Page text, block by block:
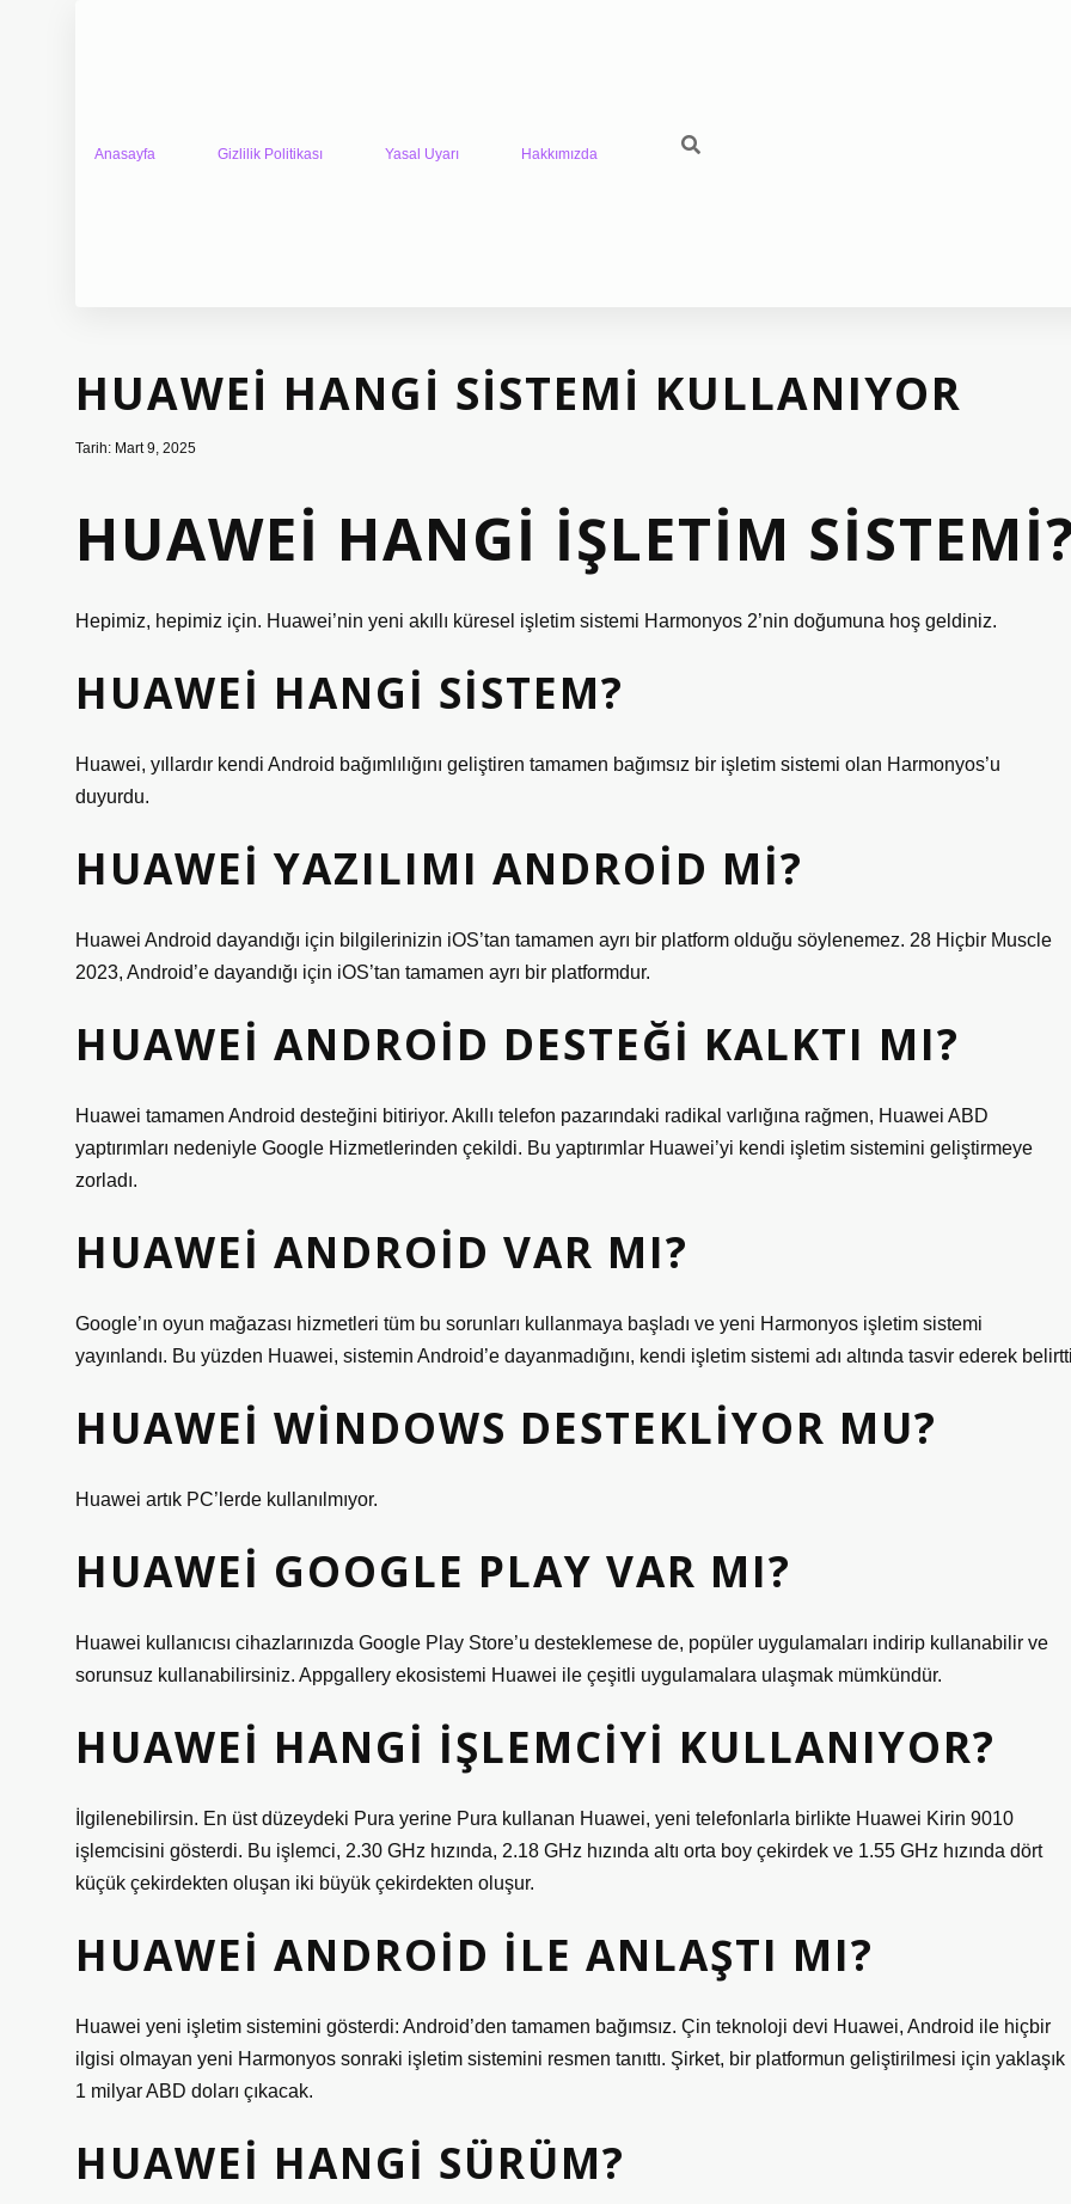
Anasayfa Gizlilik Politikası Yasal Uyarı Hakkımızda
HUAWEI HANGI SISTEMI KULLANIYOR
Tarih: Mart 9, 2025
HUAWEI HANGI IŞLETIM
Hepimiz, hepimiz için. Huawei’nin yeni akıllı küresel işletim sistemi Harmonyos 2’nin doğumuna hoş geldiniz.
HUAWEI HANGI SISTEM?
Huawei, yıllardır kendi Android bağımlılığını geliştiren tamamen bağımsız bir işletim sistemi olan Harmonyos’u
duyurdu.
HUAWEI YAZILIMI ANDROID MI?
Huawei Android dayandığı için bilgilerinizin iOS’tan tamamen ayrı bir platform olduğu söylenemez. 28 Hiçbir Muscle
2023, Android’e dayandığı için iOS’tan tamamen ayrı bir platformdur.
HUAWEI ANDROID DESTEĞI KALKTI MI?
Huawei tamamen Android desteğini bitiriyor. Akıllı telefon pazarındaki radikal varlığına rağmen, Huawei ABD
yaptırımları nedeniyle Google Hizmetlerinden çekildi. Bu yaptırımlar Huawei’yi kendi işletim sistemini geliştirmeye
zorladı.
HUAWEI ANDROID VAR MI?
Google’ın oyun mağazası hizmetleri tüm bu sorunları kullanmaya başladı ve yeni Harmonyos işletim sistemi
yayınlandı. Bu yüzden Huawei, sistemin Android’e dayanmadığını, kendi işletim sistemi adı altında tasvir ederek
HUAWEI WINDOWS DESTEKLIYOR MU?
Huawei artık PC’lerde kullanılmıyor.
HUAWEI GOOGLE PLAY VAR MI?
Huawei kullanıcısı cihazlarınızda Google Play Store’u desteklemese de, popüler uygulamaları indirip kullanabilir ve
sorunsuz kullanabilirsiniz. Appgallery ekosistemi Huawei ile çeşitli uygulamalara ulaşmak mümkündür.
HUAWEI HANGI IŞLEMCIYI KULLANIYOR?
İlgilenebilirsin. En üst düzeydeki Pura yerine Pura kullanan Huawei, yeni telefonlarla birlikte Huawei Kirin 9010
işlemcisini gösterdi. Bu işlemci, 2.30 GHz hızında, 2.18 GHz hızında altı orta boy çekirdek ve 1.55 GHz hızında dört
küçük çekirdekten oluşan iki büyük çekirdekten oluşur.
HUAWEI ANDROID ILE ANLAŞTI MI?
Huawei yeni işletim sistemini gösterdi: Android’den tamamen bağımsız. Çin teknoloji devi Huawei, Android ile hiçbir
ilgisi olmayan yeni Harmonyos sonraki işletim sistemini resmen tanıttı. Şirket, bir platformun geliştirilmesi için yaklaşık
1 milyar ABD doları çıkacak.
HUAWEI HANGI SÜRÜM?